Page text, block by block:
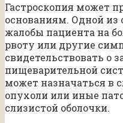
Гастроскопия может
основаниям. Одной
жалобы пациента на
рвоту или другие
свидетельствовать о
пищеварительной
может назначаться в
опухоли или иные
слизистой оболочки.